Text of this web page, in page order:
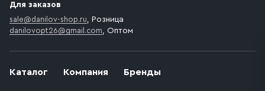
Каталог Компания Бренды
Для заказов
sale@danilov-shop.ru, Розница
danilovopt26@gmail.com, Оптом